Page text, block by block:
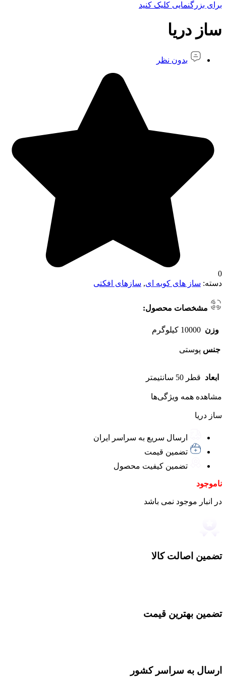
برای بزرگنمایی کلیک کنید
ساز دریا
بدون نظر
0
دسته: ساز های کوبه ای, سازهای افکتی
مشخصات محصول:
وزن 10000 کیلوگرم
جنس پوستی
ابعاد قطر 50 سانتیمتر
مشاهده همه ویژگی‌ها
ساز دریا
ارسال سریع به سراسر ایران
تضمین قیمت
تضمین کیفیت محصول
ناموجود
در انبار موجود نمی باشد
تضمین اصالت کالا
تضمین بهترین قیمت
ارسال به سراسر کشور